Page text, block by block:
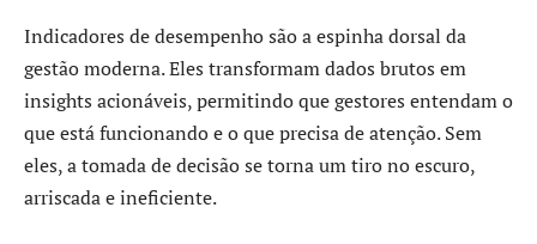
Indicadores de desempenho são a espinha dorsal da
gestão moderna. Eles transformam dados brutos em
insights acionáveis, permitindo que gestores entendam o
que está funcionando e o que precisa de atenção. Sem
eles, a tomada de decisão se torna um tiro no escuro,
arriscada e ineficiente.